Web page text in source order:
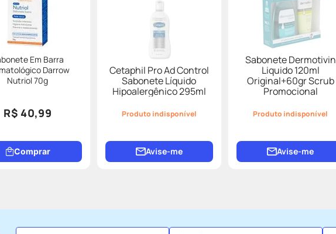
Em Barra
Darrow
Nutriol 70g
R$ 40,99
Comprar
Cetaphil Pro Ad Control
Sabonete Líquido
Hipoalergênico 295ml
Produto indisponível
Avise-me
Sabonete Dermotivin
Liquido 120ml
Original+60gr Scrub
Promocional
Produto indisponível
Avise-me